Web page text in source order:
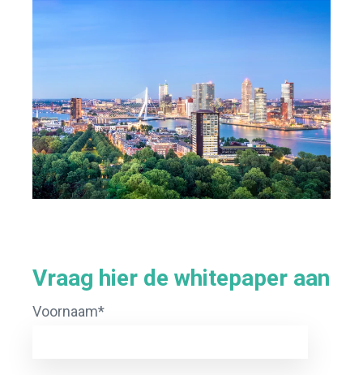
Vraag hier de whitepaper aan
Voornaam*